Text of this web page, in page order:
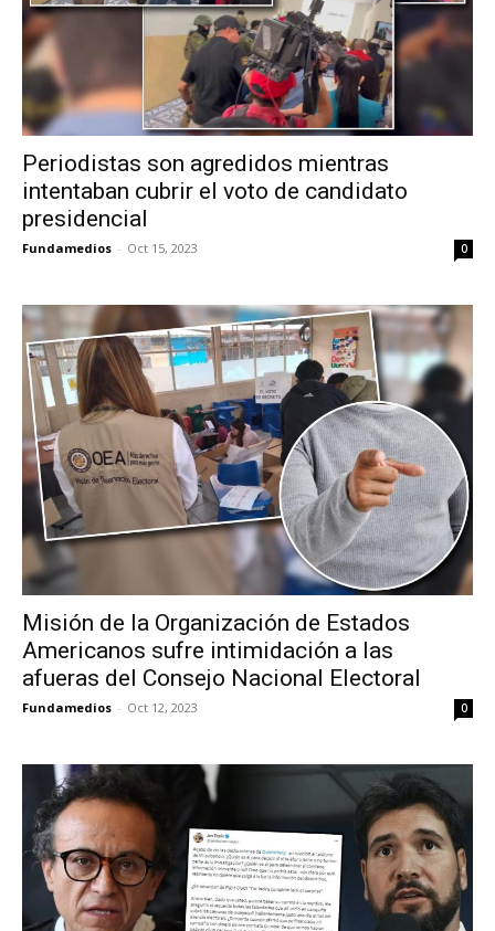
Periodistas son agredidos mientras
intentaban cubrir el voto de candidato
presidencial
Fundamedios - Oct 15, 2023 0
Misión de la Organización de Estados
Americanos sufre intimidación a las
afueras del Consejo Nacional Electoral
Fundamedios - Oct 12, 2023 0